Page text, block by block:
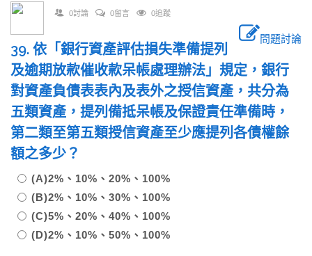
0討論 0留言 0追蹤
問題討論
39. 依「銀行資產評估損失準備提列
及逾期放款催收款呆帳處理辦法」規定，銀行
對資產負債表表內及表外之授信資產，共分為
五類資產，提列備抵呆帳及保證責任準備時，
第二類至第五類授信資產至少應提列各債權餘
額之多少？
(A)2%、10%、20%、100%
(B)2%、10%、30%、100%
(C)5%、20%、40%、100%
(D)2%、10%、50%、100%